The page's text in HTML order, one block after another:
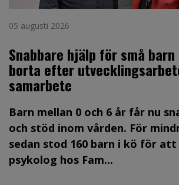
05 augusti 2026
Snabbare hjälp för små
borta efter
samarbete
Barn mellan 0 och 6 år får nu
och stöd inom vården. För
sedan stod 160 barn i kö för
psykolog hos Fam...